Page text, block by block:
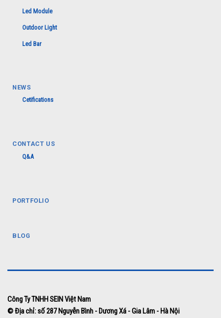
Led Module
Outdoor Light
Led Bar
NEWS
Cetifications
CONTACT US
Q&A
PORTFOLIO
BLOG
Công Ty TNHH SEIN Việt Nam
© Địa chỉ: số 287 Nguyễn Bình - Dương Xá - Gia Lâm - Hà Nội